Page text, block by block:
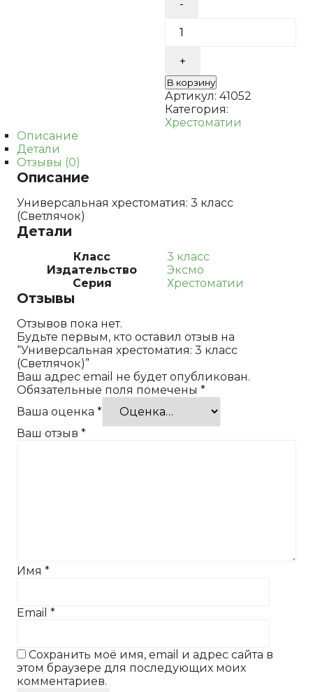
(Светлячок)
В корзину
Артикул: 41052
Категория:
Хрестоматии
Описание
Детали
Отзывы (0)
Описание
Универсальная хрестоматия: 3 класс
(Светлячок)
Детали
Класс
3 класс
Издательство
Эксмо
Серия
Хрестоматии
Отзывы
Отзывов пока нет.
Будьте первым, кто оставил отзыв на
“Универсальная хрестоматия: 3 класс
(Светлячок)”
Ваш адрес email не будет опубликован.
Обязательные поля помечены *
Ваша оценка *
Ваш отзыв *
Имя *
Email *
Сохранить моё имя, email и адрес сайта в
этом браузере для последующих моих
комментариев.